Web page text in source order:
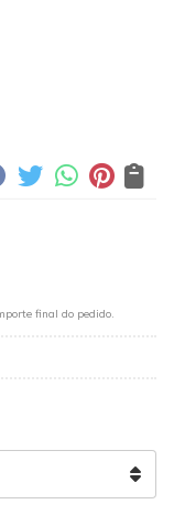
final do pedido.